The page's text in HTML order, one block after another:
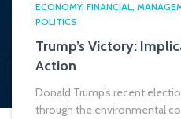
ECONOMY FINANCIAL
POLITICS
Trump’s Victory:
Action
Donald Trump’s recent
through the environmental